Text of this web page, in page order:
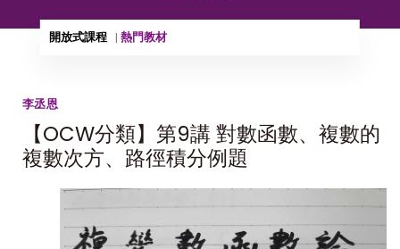
開放式課程 熱門教材
李丞恩
【OCW分類】第9講 對數函數、複數的
複數次方、路徑積分例題